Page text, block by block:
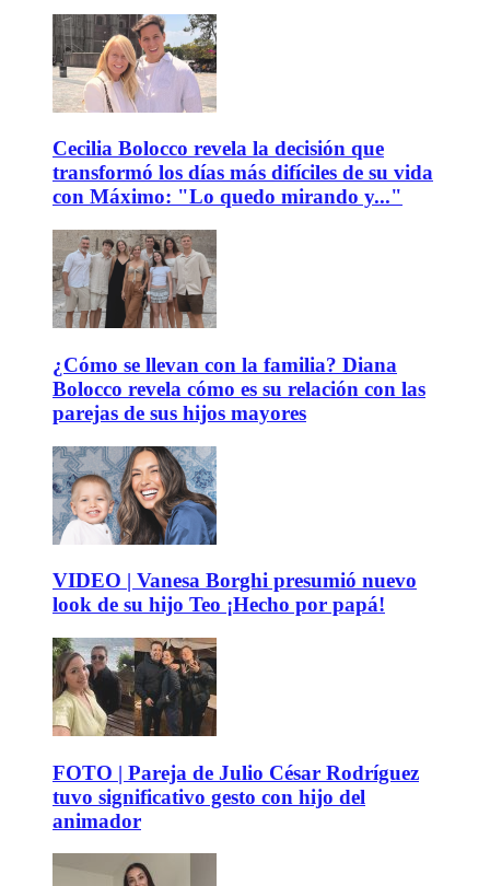
Cecilia Bolocco revela la decisión que
transformó los días más difíciles de su vida
con Máximo: "Lo quedo mirando y..."
¿Cómo se llevan con la familia? Diana
Bolocco revela cómo es su relación con las
parejas de sus hijos mayores
VIDEO | Vanesa Borghi presumió nuevo
look de su hijo Teo ¡Hecho por papá!
FOTO | Pareja de Julio César Rodríguez
tuvo significativo gesto con hijo del
animador